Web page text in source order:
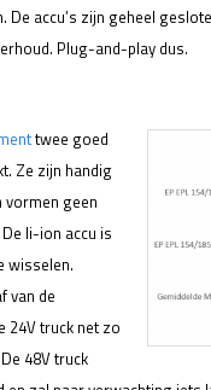
accu’s zijn geheel
Plug-and-play dus.
twee goed
Ze zijn handig
vormen geen
li-ion accu is
wisselen.
van de
24V truck net zo
48V truck